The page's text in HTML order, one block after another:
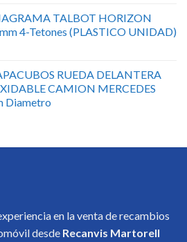
actual
es:
TALBOT HORIZON
4-Tetones (PLASTICO UNIDAD)
RUEDA DELANTERA
CAMION MERCEDES
Diametro
en la venta de recambios
desde Recanvis Martorell